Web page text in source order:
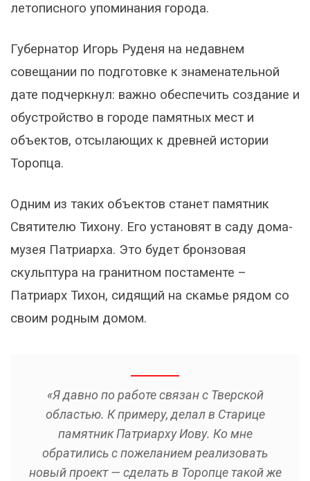
летописного упоминания города.
Губернатор Игорь Руденя на недавнем
совещании по подготовке к знаменательной
дате подчеркнул: важно обеспечить создание и
обустройство в городе памятных мест и
объектов, отсылающих к древней истории
Торопца.
Одним из таких объектов станет памятник
Святителю Тихону. Его установят в саду дома-
музея Патриарха. Это будет бронзовая
скульптура на гранитном постаменте –
Патриарх Тихон, сидящий на скамье рядом со
своим родным домом.
«Я давно по работе связан с Тверской
областью. К примеру, делал в Старице
памятник Патриарху Иову. Ко мне
обратились с пожеланием реализовать
новый проект — сделать в Торопце такой же